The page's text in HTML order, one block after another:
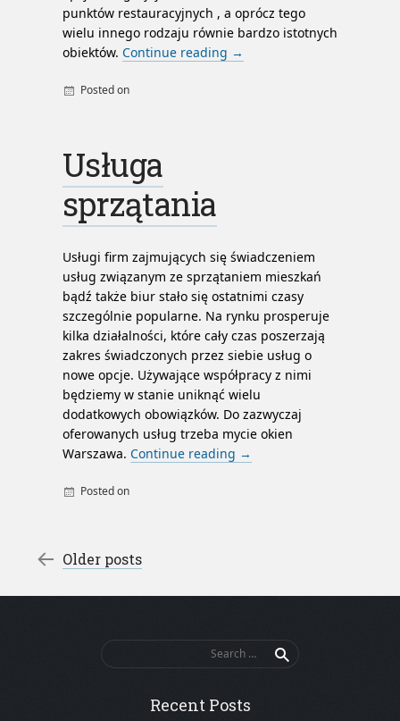
punktów restauracyjnych , a oprócz tego
wielu innego rodzaju równie bardzo istotnych
obiektów. Continue reading →
Posted on
Usługa
sprzątania
Usługi firm zajmujących się świadczeniem
usług związanym ze sprzątaniem mieszkań
bądź także biur stało się ostatnimi czasy
szczególnie popularne. Na rynku prosperuje
kilka działalności, które cały czas poszerzają
zakres świadczonych przez siebie usług o
nowe opcje. Używające współpracy z nimi
będziemy w stanie uniknąć wielu
dodatkowych obowiązków. Do zazwyczaj
oferowanych usług trzeba mycie okien
Warszawa. Continue reading →
Posted on
Post navigation
←
Older posts
Search
for:
Recent Posts